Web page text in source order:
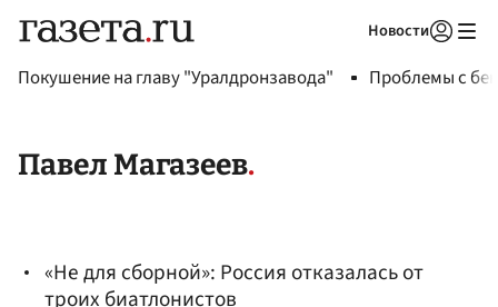
Новости
Покушение на главу "Уралдронзавода" Проблемы с
Павел Магазеев
«Не для сборной»: Россия отказалась от
троих биатлонистов